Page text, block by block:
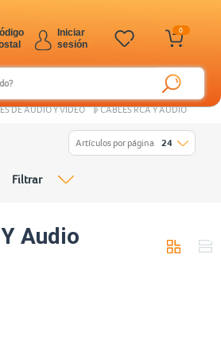
0
Iniciar
sesión
DE AUDIO Y VIDEO CABLES RCA Y AUDIO
Audio
Artículos por página 24
Filtrar